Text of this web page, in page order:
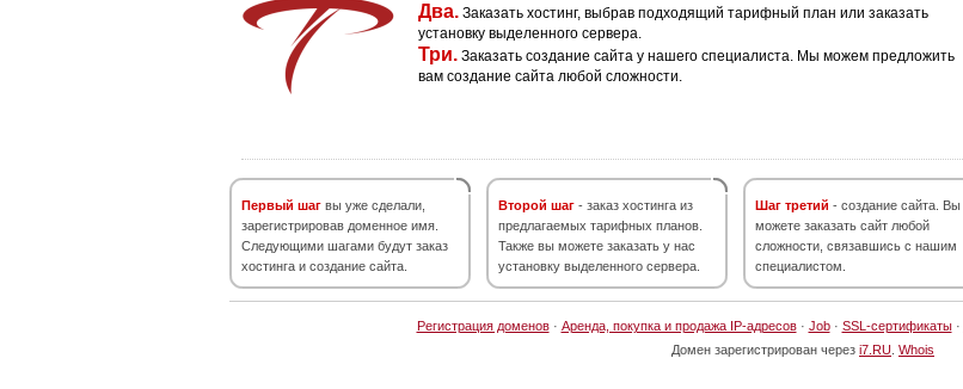
Два. Заказать хостинг, выбрав подходящий тарифный план или заказать
установку выделенного сервера.
Три. Заказать создание сайта у нашего специалиста. Мы можем предложить
вам создание сайта любой сложности.
Первый шаг вы уже сделали,
зарегистрировав доменное имя.
Следующими шагами будут заказ
хостинга и создание сайта.
Второй шаг - заказ хостинга из
предлагаемых тарифных планов.
Также вы можете заказать у нас
установку выделенного сервера.
Шаг третий - создание сайта. Вы
можете заказать сайт любой
сложности, связавшись с нашим
специалистом.
Регистрация доменов· Аренда, покупка и продажа IP-адресов· Job· SSL-сертификаты·
Домен зарегистрирован через i7.RU Whois